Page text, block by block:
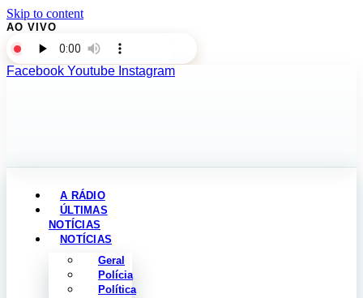
Skip to content
AO VIVO
Facebook Youtube Instagram
A RÁDIO
ÚLTIMAS
NOTÍCIAS
NOTÍCIAS
Geral
Polícia
Política